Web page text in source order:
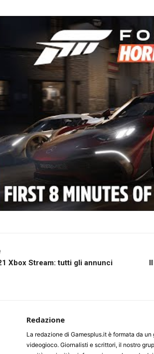
Xbox Stream: tutti gli annunci
Redazione
La redazione di Gamesplus.it è formata da
videogioco. Giornalisti e scrittori, il nostro